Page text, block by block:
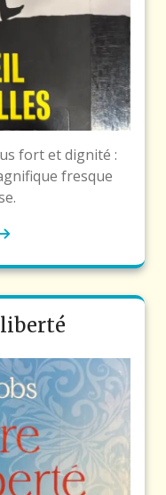
fort et dignité :
fresque